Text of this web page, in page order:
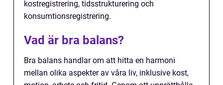
kostregistrering, tidsstrukturering och
konsumtionsregistrering.
Vad är bra balans?
Bra balans handlar om att hitta en harmoni
mellan olika aspekter av våra liv, inklusive kost,